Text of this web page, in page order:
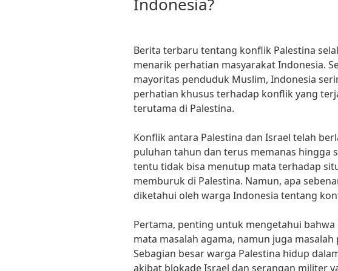
Berita terbaru tentang konflik Palestina
menarik perhatian masyarakat Indonesia.
mayoritas penduduk Muslim, Indonesia
perhatian khusus terhadap konflik yang
terutama di Palestina.
Konflik antara Palestina dan Israel telah
puluhan tahun dan terus memanas hingga
tentu tidak bisa menutup mata terhadap
memburuk di Palestina. Namun, apa
diketahui oleh warga Indonesia tentang
Pertama, penting untuk mengetahui
mata masalah agama, namun juga
Sebagian besar warga Palestina hidup
akibat blokade Israel dan serangan militer